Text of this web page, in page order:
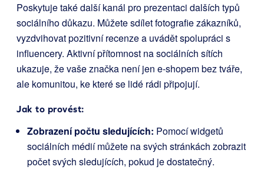
Poskytuje také další kanál pro prezentaci dalších typů
sociálního důkazu. Můžete sdílet fotografie zákazníků,
vyzdvihovat pozitivní recenze a uvádět spolupráci s
influencery. Aktivní přítomnost na sociálních sítích
ukazuje, že vaše značka není jen e-shopem bez tváře,
ale komunitou, ke které se lidé rádi připojují.
Jak to provést:
Zobrazení počtu sledujících: Pomocí widgetů
sociálních médií můžete na svých stránkách zobrazit
počet svých sledujících, pokud je dostatečný.